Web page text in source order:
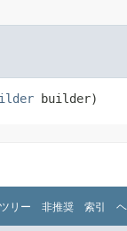
builder)
リー 非推奨 索引